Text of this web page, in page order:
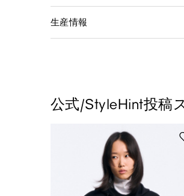
生産情報
公式/StyleHint投稿